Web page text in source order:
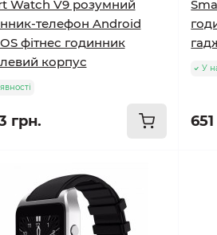
Watch V9 розумний
телефон Android
фітнес годинник
корпус
грн.
У